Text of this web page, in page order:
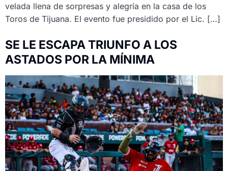
velada llena de sorpresas y alegría en la casa de los
Toros de Tijuana. El evento fue presidido por el Lic. […]
SE LE ESCAPA TRIUNFO A LOS
ASTADOS POR LA MÍNIMA